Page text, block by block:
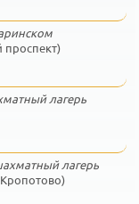
проспект)
лагерь
лагерь